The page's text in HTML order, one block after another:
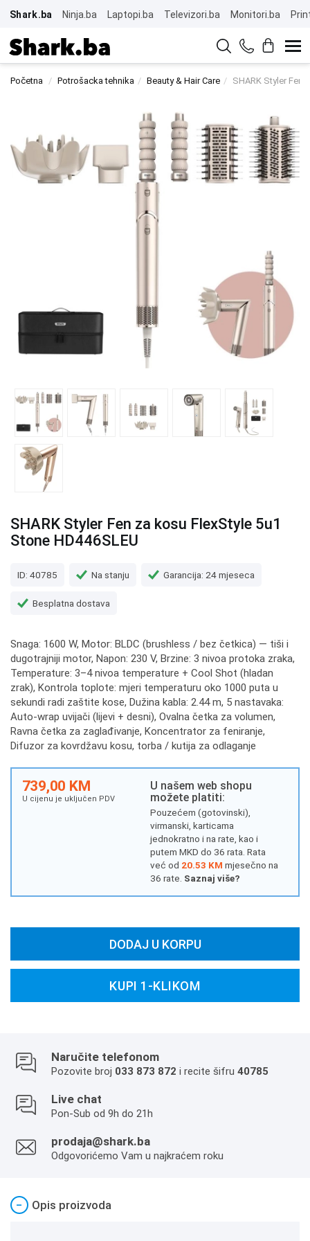
Shark.ba Ninja.ba Laptopi.ba Televizori.ba Monitori.ba
Početna Potrošacka tehnika Beauty & Hair Care SHARK Styler Fen
SHARK Styler Fen za kosu FlexStyle 5u1
Stone HD446SLEU
ID: 40785 Na stanju Garancija: 24 mjeseca
Besplatna dostava
Snaga: 1600 W, Motor: BLDC (brushless / bez četkica) — tiši i
dugotrajniji motor, Napon: 230 V, Brzine: 3 nivoa protoka zraka,
Temperature: 3–4 nivoa temperature + Cool Shot (hladan
zrak), Kontrola toplote: mjeri temperaturu oko 1000 puta u
sekundi radi zaštite kose, Dužina kabla: 2.44 m, 5 nastavaka:
Auto-wrap uvijači (lijevi + desni), Ovalna četka za volumen,
Ravna četka za zaglađivanje, Koncentrator za feniranje,
Difuzor za kovrdžavu kosu, torba / kutija za odlaganje
739,00 KM
U cijenu je uključen PDV
U našem web shopu
možete platiti:
Pouzećem (gotovinski),
virmanski, karticama
jednokratno i na rate, kao i
putem MKD do 36 rata. Rata
već od 20.53 KM mjesečno na
36 rate. Saznaj više?
DODAJ U KORPU
KUPI 1-KLIKOM
Naručite telefonom
Pozovite broj 033 873 872 i recite šifru 40785
Live chat
Pon-Sub od 9h do 21h
prodaja@shark.ba
Odgovorićemo Vam u najkraćem roku
− Opis proizvoda